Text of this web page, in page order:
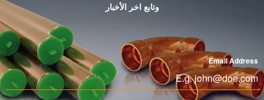
وتابع اخر الأخبار
Email Address
*